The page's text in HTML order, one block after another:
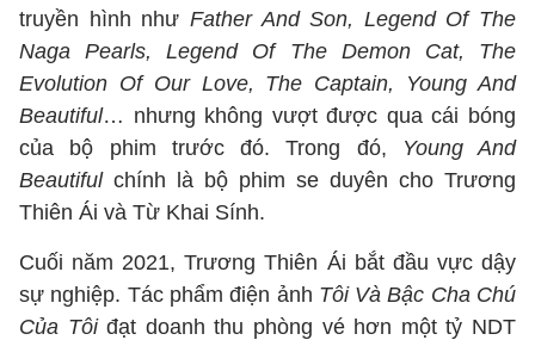
truyền hình như Father And Son, Legend Of The
Naga Pearls, Legend Of The Demon Cat, The
Evolution Of Our Love, The Captain, Young And
Beautiful… nhưng không vượt được qua cái bóng
của bộ phim trước đó. Trong đó,
Young And
Beautiful chính là bộ phim se duyên cho Trương
Thiên Ái và Từ Khai Sính.
Cuối năm 2021, Trương Thiên Ái bắt đầu vực dậy
sự nghiệp. Tác phẩm điện ảnh Tôi Và Bậc Cha Chú
Của Tôiđạt doanh thu phòng vé hơn một tỷ NDT